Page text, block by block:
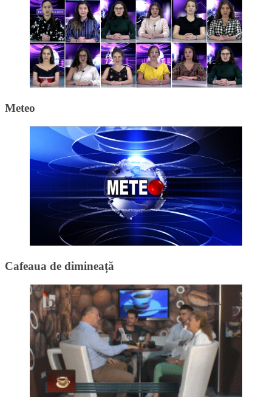
Meteo
Cafeaua de dimineață